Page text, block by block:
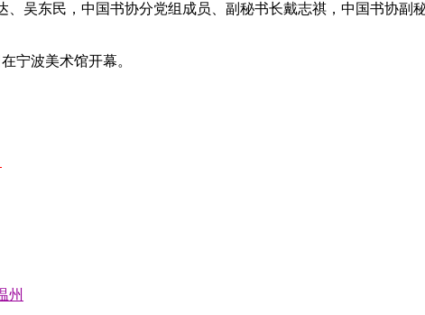
东民，中国书协分党组成员、副秘书长戴志祺，中国书协副
宁波美术馆开幕。
州